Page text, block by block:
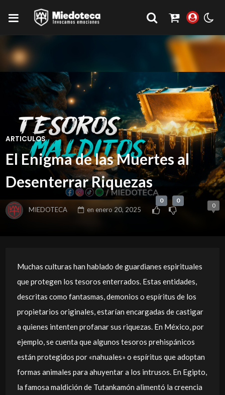
ARTICULOS
El Enigma de las Muertes al
Desenterrar Riquezas
MIEDOTECA en enero 20, 2025
0 0
0
Muchas culturas han hablado de guardianes espirituales
que protegen los tesoros enterrados. Estas entidades,
descritas como fantasmas, demonios o espíritus de los
propietarios originales, estarían encargadas de castigar
a quienes intenten profanar sus riquezas. En México, por
ejemplo, se cuenta que algunos tesoros prehispánicos
están protegidos por «nahuales» o espíritus que adoptan
formas animales para ahuyentar a los intrusos. En Egipto,
la famosa maldición de Tutankamón alimentó la creencia